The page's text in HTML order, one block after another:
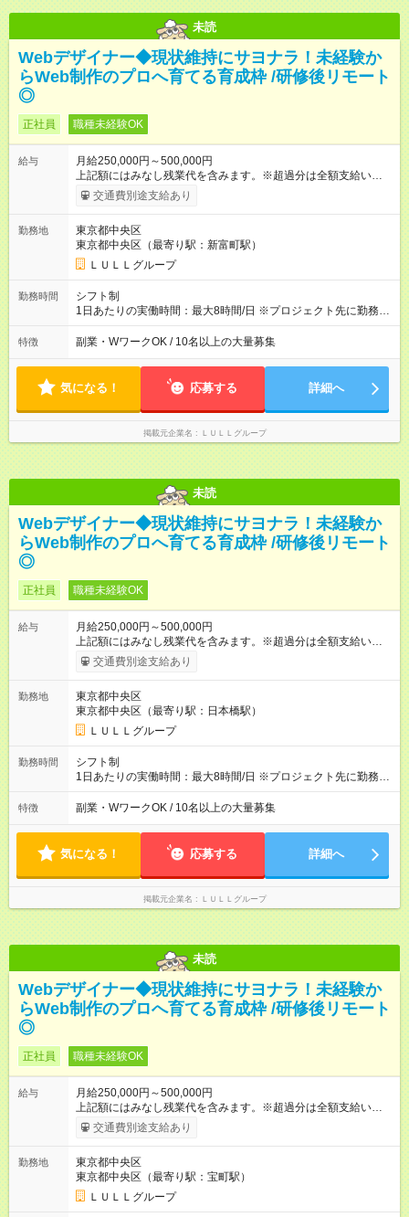
未読
Webデザイナー◆現状維持にサヨナラ！未経験か
らWeb制作のプロへ育てる育成枠 /研修後リモート
◎
正社員 職種未経験OK
給与
月給250,000円～500,000円
上記額にはみなし残業代を含みます。※超過分は全額支給いたし
ます。 みなし残業代 21,675円／月 みなし残業時間 12時間／月 -
------------------------------------------------------- ≪経験者の方は以下と
万円～＋業績賞与＋交通費＋各種手当 ※固定残業代（30時間/6
万6，610円分）を含む。超過分は追加支給いたします 能力やス
キルを考慮し初任給を決定。経験者の方は前給考慮も可能で
す！ ◎昇給年1回（研修終了後） ◎賞与年2回（2月・8月）＋業
績賞与あり ◤スキルアップも、収入アップも。◢ 入社後の成長
や頑張りは、しっかり給与で還元しています。 実際にほぼ全員
上アップした社員も。 エンジニアへの還元率は業界高水準の
87％。 スキルを磨いた分だけ、収入アップも目指せる環境で
す！ 【試用期間】試用期間あり 試用期間の長さ：6ヶ月 ※ 雇用
形態と給与に、本採用時と異なる部分があります。 雇用形態：
中途採用（契約社員） 給与：月給 230,000円以上 上記額にはみ
なし残業代を含みます。※超過分は全額支給いたします。 みな
別途支給いたします ※研修期間中（最大12ヶ月間）も、試用期
交通費別途支給あり
勤務地
東京都中央区
東京都中央区（最寄り駅：新富町駅）
ＬＵＬＬグループ
勤務時間
シフト制
1日あたりの実働時間：最大8時間/日 ※プロジェクト先に勤務時
間は異なります 【シフト例】 ・10時00分～19時00分 ・9時00
分～18時00分 平均残業時間：月10時間以内
特徴 副業・WワークOK / 10名以上の大量募集
気になる！ 応募する 詳細へ
掲載元企業名 ＬＵＬＬグループ
未読
Webデザイナー◆現状維持にサヨナラ！未経験か
らWeb制作のプロへ育てる育成枠 /研修後リモート
◎
正社員 職種未経験OK
給与
月給250,000円～500,000円
上記額にはみなし残業代を含みます。※超過分は全額支給いたし
ます。 みなし残業代 21,675円／月 みなし残業時間 12時間／月 -
------------------------------------------------------- ≪経験者の方は以下と
万円～＋業績賞与＋交通費＋各種手当 ※固定残業代（30時間/6
万6，610円分）を含む。超過分は追加支給いたします 能力やス
キルを考慮し初任給を決定。経験者の方は前給考慮も可能で
す！ ◎昇給年1回（研修終了後） ◎賞与年2回（2月・8月）＋業
績賞与あり ◤スキルアップも、収入アップも。◢ 入社後の成長
や頑張りは、しっかり給与で還元しています。 実際にほぼ全員
上アップした社員も。 エンジニアへの還元率は業界高水準の
87％。 スキルを磨いた分だけ、収入アップも目指せる環境で
す！ 【試用期間】試用期間あり 試用期間の長さ：6ヶ月 ※ 雇用
形態と給与に、本採用時と異なる部分があります。 雇用形態：
中途採用（契約社員） 給与：月給 230,000円以上 上記額にはみ
なし残業代を含みます。※超過分は全額支給いたします。 みな
別途支給いたします ※研修期間中（最大12ヶ月間）も、試用期
交通費別途支給あり
勤務地
東京都中央区
東京都中央区（最寄り駅：日本橋駅）
ＬＵＬＬグループ
勤務時間
シフト制
1日あたりの実働時間：最大8時間/日 ※プロジェクト先に勤務時
間は異なります 【シフト例】 ・10時00分～19時00分 ・9時00
分～18時00分 平均残業時間：月10時間以内
特徴 副業・WワークOK / 10名以上の大量募集
気になる！ 応募する 詳細へ
掲載元企業名 ＬＵＬＬグループ
未読
Webデザイナー◆現状維持にサヨナラ！未経験か
らWeb制作のプロへ育てる育成枠 /研修後リモート
◎
正社員 職種未経験OK
給与
月給250,000円～500,000円
上記額にはみなし残業代を含みます。※超過分は全額支給いたし
ます。 みなし残業代 21,675円／月 みなし残業時間 12時間／月 -
------------------------------------------------------- ≪経験者の方は以下と
万円～＋業績賞与＋交通費＋各種手当 ※固定残業代（30時間/6
万6，610円分）を含む。超過分は追加支給いたします 能力やス
キルを考慮し初任給を決定。経験者の方は前給考慮も可能で
す！ ◎昇給年1回（研修終了後） ◎賞与年2回（2月・8月）＋業
交通費別途支給あり
勤務地
東京都中央区
東京都中央区（最寄り駅：宝町駅）
ＬＵＬＬグループ